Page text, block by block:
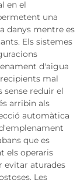
en el
una
danys mentre es
Els sistemes
d'aigua
mal
reduir el
arribin als
automàtica
que es
els operaris
evitar aturades
Les